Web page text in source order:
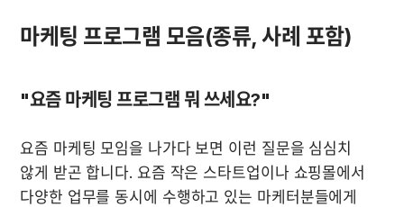
마케팅 프로그램 모음(종류, 사례 포함)
"요즘 마케팅 프로그램 뭐 쓰세요?"
요즘 마케팅 모임을 나가다 보면 이런 질문을 심심치
않게 받곤 합니다. 요즘 작은 스타트업이나 쇼핑몰에서
다양한 업무를 동시에 수행하고 있는 마케터분들에게